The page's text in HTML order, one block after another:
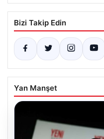
Bizi Takip Edin
Yan Manşet